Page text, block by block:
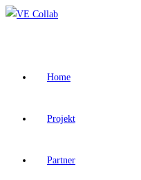
Zum
Home
Projekt
Partner